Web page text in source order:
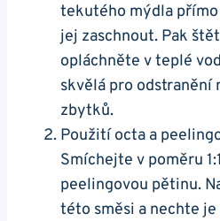
tekutého mýdla
jej zaschnout. Pak‌
opláchněte‌ v teplé
skvělá pro odstranění
zbytků.
Použití octa a
Smíchejte v poměru
peelingovou pětinu.
této směsi ‍a nechte